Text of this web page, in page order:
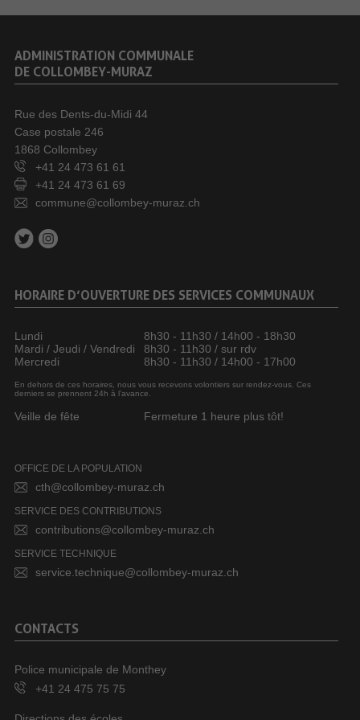
ADMINISTRATION COMMUNALE
DE COLLOMBEY-MURAZ
Rue des Dents-du-Midi 44
Case postale 246
1868 Collombey
+41 24 473 61 61
+41 24 473 61 69
commune@collombey-muraz.ch
HORAIRE D’OUVERTURE DES SERVICES COMMUNAUX
Lundi
8h30 - 11h30 / 14h00 - 18h30
Mardi / Jeudi / Vendredi
8h30 - 11h30 / sur rdv
Mercredi
8h30 - 11h30 / 14h00 - 17h00
En dehors de ces horaires, nous vous recevons volontiers sur rendez-vous. Ces
derniers se prennent 24h à l’avance.
Veille de fête Fermeture 1 heure plus tôt!
OFFICE DE LA POPULATION
cth@collombey-muraz.ch
SERVICE DES CONTRIBUTIONS
contributions@collombey-muraz.ch
SERVICE TECHNIQUE
service.technique@collombey-muraz.ch
CONTACTS
Police municipale de Monthey
+41 24 475 75 75